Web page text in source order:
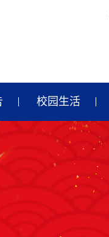
校园生活
齐齐哈尔校园生活
齐齐哈尔校园风采